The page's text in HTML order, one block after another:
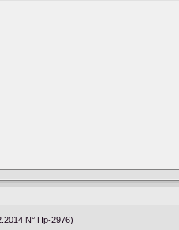
N° Пр-2976)